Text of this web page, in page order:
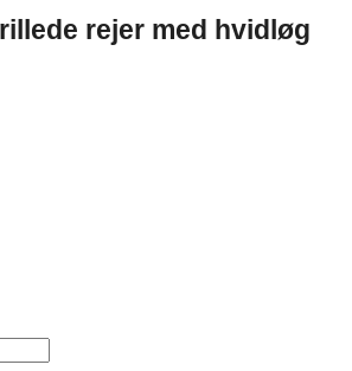
rejer med hvidløg